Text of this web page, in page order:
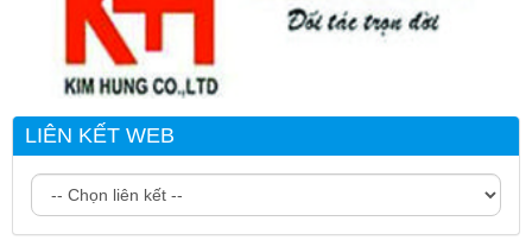
LIÊN KẾT WEB